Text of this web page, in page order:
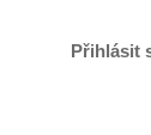
Přihlásit